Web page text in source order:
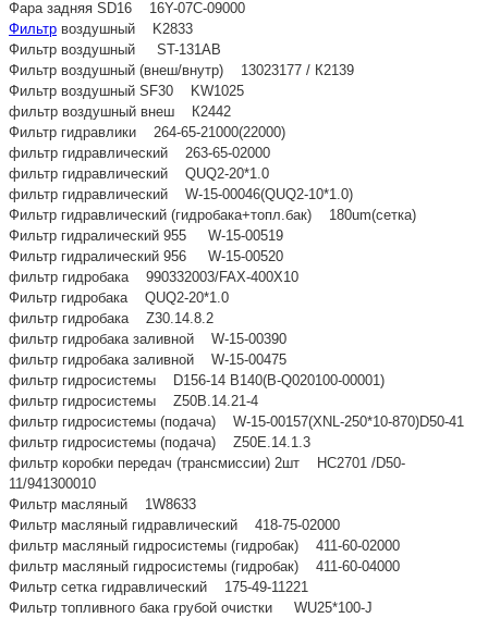
Фара задняя SD16 16Y-07C-09000
Фильтр воздушный K2833
Фильтр воздушный ST-131AB
Фильтр воздушный (внеш/внутр) 13023177 / К2139
Фильтр воздушный SF30 KW1025
фильтр воздушный внеш К2442
Фильтр гидравлики 264-65-21000(22000)
фильтр гидравлический 263-65-02000
фильтр гидравлический QUQ2-20*1.0
фильтр гидравлический W-15-00046(QUQ2-10*1.0)
Фильтр гидравлический (гидробака+топл.бак) 180um(сетка)
Фильтр гидралический 955 W-15-00519
Фильтр гидралический 956 W-15-00520
фильтр гидробака 990332003/FAX-400X10
Фильтр гидробака QUQ2-20*1.0
фильтр гидробака Z30.14.8.2
фильтр гидробака заливной W-15-00390
фильтр гидробака заливной W-15-00475
фильтр гидросистемы D156-14 B140(B-Q020100-00001)
фильтр гидросистемы Z50B.14.21-4
фильтр гидросистемы (подача) W-15-00157(XNL-250*10-870)D50-41
фильтр гидросистемы (подача) Z50E.14.1.3
фильтр коробки передач (трансмиссии) 2шт HC2701 /D50-
11/941300010
Фильтр масляный 1W8633
Фильтр масляный гидравлический 418-75-02000
фильтр масляный гидросистемы (гидробак) 411-60-02000
фильтр масляный гидросистемы (гидробак) 411-60-04000
Фильтр сетка гидравлический 175-49-11221
Фильтр топливного бака грубой очистки WU25*100-J